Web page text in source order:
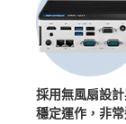
採用無風扇設
穩定運作，非